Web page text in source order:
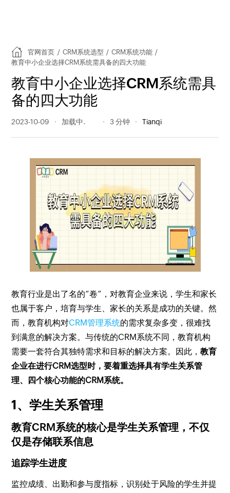
官网首页 / CRM系统选型 / CRM系统功能 /
教育中小企业选择CRM系统需具备的四大功能
教育中小企业选择CRM系统需具
备的四大功能
2023-10-09 230 阅读量 3 分钟 Tianqi
教育行业是出了名的“卷”，对教育企业来说，学生和家长
也属于客户，培育与学生、家长的关系是成功的关键。然
而，教育机构对CRM管理系统的需求复杂多变，很难找
到满意的解决方案。与传统的CRM系统不同，教育机构
需要一套符合其独特需求和目标的解决方案。因此，教育
企业在进行CRM选型时，要着重选择具有学生关系管
理、四个核心功能的CRM系统。
1、学生关系管理
教育CRM系统的核心是学生关系管理，不仅
仅是存储联系信息
追踪学生进度
监控成绩、出勤和参与度指标，识别处于风险的学生并提